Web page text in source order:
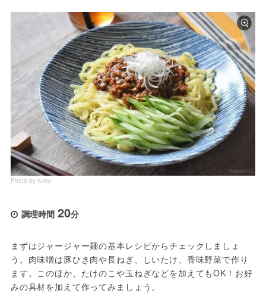
Photo by tumu
調理時間 20分
まずはジャージャー麺の基本レシピからチェックしましょ
う。肉味噌は豚ひき肉や長ねぎ、しいたけ、香味野菜で作り
ます。このほか、たけのこや玉ねぎなどを加えてもOK！お好
みの具材を加えて作ってみましょう。